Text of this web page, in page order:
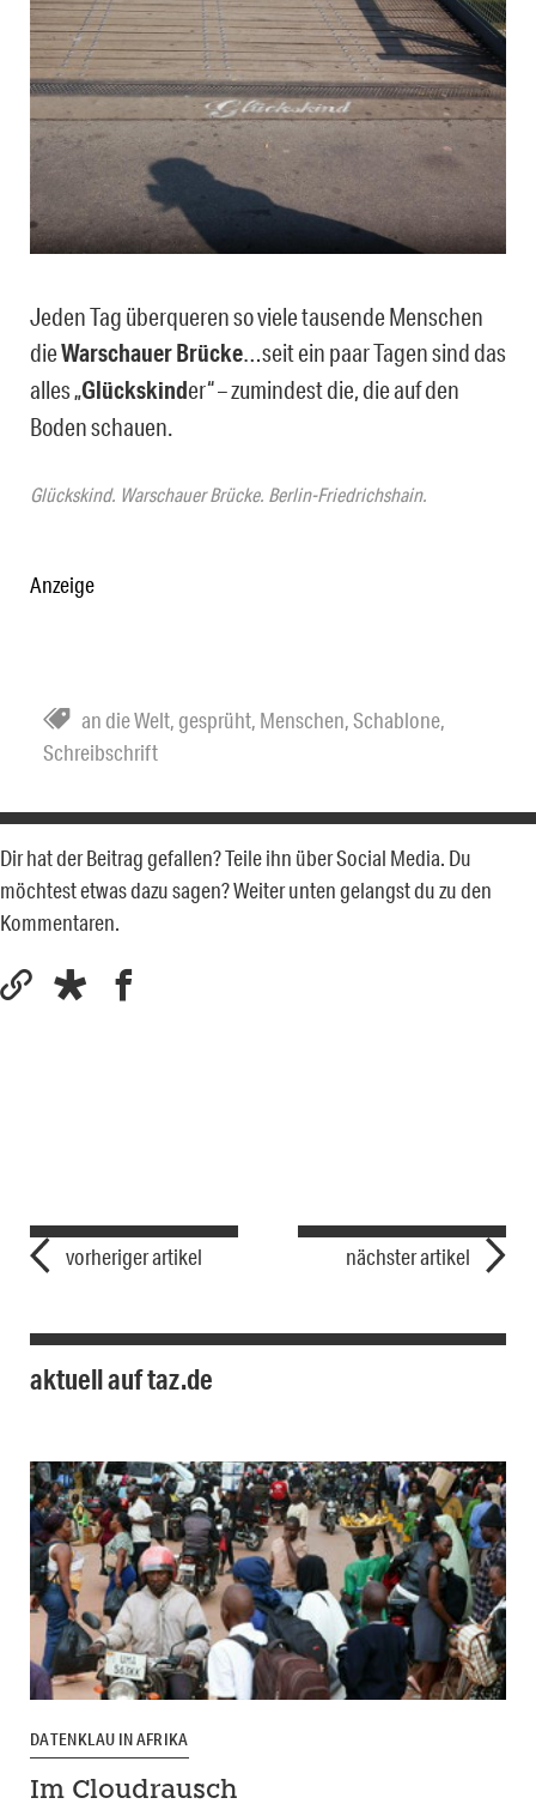
Glückskind. Warschauer Brücke. Berlin-Friedrichshain.
Jeden Tag überqueren so viele tausende Menschen
dieWarschauer Brücke…seit ein paar Tagen sind das
alles „Glückskinder“ – zumindest die, die auf den
Boden schauen.
Anzeige
an die Welt, gesprüht, Menschen,Schablone,
Schreibschrift
Dir hat der Beitrag gefallen? Teile ihn über Social Media. Du
möchtest etwas dazu sagen? Weiter unten gelangst du zu den
Kommentaren.
vorheriger artikel nächster artikel
aktuell auf taz.de
DATENKLAU IN AFRIKA
Im Cloudrausch